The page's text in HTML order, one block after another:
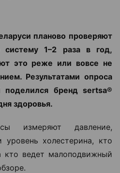
планово проверяют
систему 1–2 раза в год,
это реже или вовсе не
Результатами опроса
поделился бренд sertsa®
здоровья.
измеряют давление,
уровень холестерина, кто
кто ведет малоподвижный